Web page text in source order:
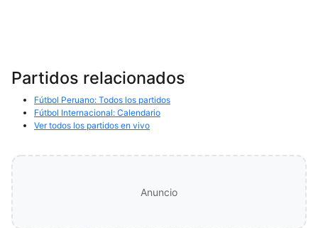
Partidos relacionados
Fútbol Peruano: Todos los partidos
Fútbol Internacional: Calendario
Ver todos los partidos en vivo
Anuncio